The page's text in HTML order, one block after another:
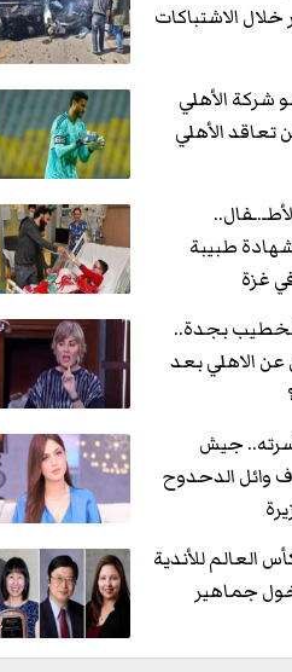
الاشتباكات
الأهلي
الأهلي
طبيبة
غزة
بجدة..
الاهلي بعد
جيش
وائل الدحدوح
العالم للأندية
جماهير